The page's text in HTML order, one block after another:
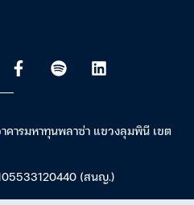
ารมหาทุนพลาซ่า แขวงลุมพินี เขต
(สนญ.)